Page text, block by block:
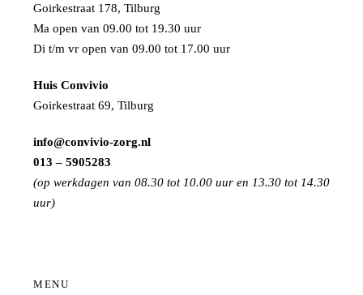
Goirkestraat 178, Tilburg
Ma open van 09.00 tot 19.30 uur
Di t/m vr open van 09.00 tot 17.00 uur
Huis Convivio
Goirkestraat 69, Tilburg
info@convivio-zorg.nl
013 – 5905283
(op werkdagen van 08.30 tot 10.00 uur en 13.30 tot 14.30
uur)
MENU